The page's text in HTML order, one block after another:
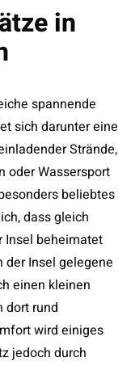
in
spannende
sich darunter eine
Strände,
oder Wassersport
beliebtes
dass gleich
Insel beheimatet
der Insel gelegene
einen kleinen
dort rund
wird einiges
jedoch durch